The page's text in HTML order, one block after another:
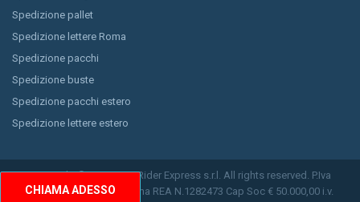
Spedizione pallet
Spedizione lettere Roma
Spedizione pacchi
Spedizione buste
Spedizione pacchi estero
Spedizione lettere estero
Copyright © 2026 Easy Rider Express s.r.l. All rights reserved. P.Iva
11150791009 CCIAA Roma REA N.1282473 Cap Soc € 50.000,00 i.v.
CHIAMA ADESSO